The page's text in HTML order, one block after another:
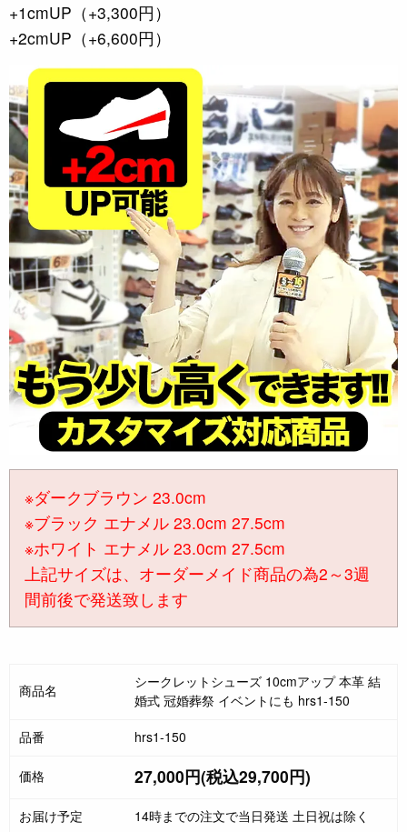
+1cmUP（+3,300円）
+2cmUP（+6,600円）
※ダークブラウン 23.0cm
※ブラック エナメル 23.0cm 27.5cm
※ホワイト エナメル 23.0cm 27.5cm
上記サイズは、オーダーメイド商品の為2～3週
間前後で発送致します
商品名
シークレットシューズ 10cmアップ 本革 結
婚式 冠婚葬祭 イベントにも hrs1-150
品番
hrs1-150
価格 27,000円(税込29,700円)
お届け予定 14時までの注文で当日発送 土日祝は除く